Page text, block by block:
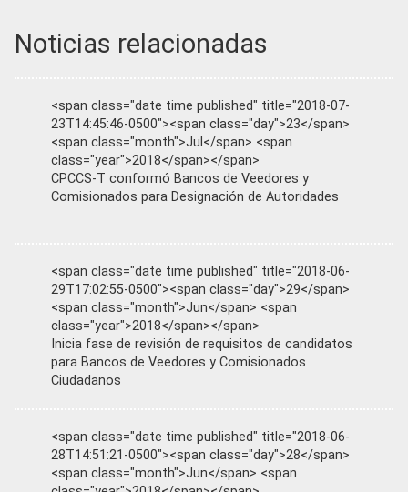
Noticias relacionadas
<span class="date time published" title="2018-07-
23T14:45:46-0500"><span class="day">23</span>
<span class="month">Jul</span> <span
class="year">2018</span></span>
CPCCS-T conformó Bancos de Veedores y
Comisionados para Designación de Autoridades
<span class="date time published" title="2018-06-
29T17:02:55-0500"><span class="day">29</span>
<span class="month">Jun</span> <span
class="year">2018</span></span>
Inicia fase de revisión de requisitos de candidatos
para Bancos de Veedores y Comisionados
Ciudadanos
<span class="date time published" title="2018-06-
28T14:51:21-0500"><span class="day">28</span>
<span class="month">Jun</span> <span